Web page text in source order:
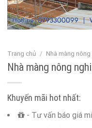
Trang chủ / Nhà màng
Nhà màng nông
Khuyến mãi hot nhất:
- Tư vấn báo giá